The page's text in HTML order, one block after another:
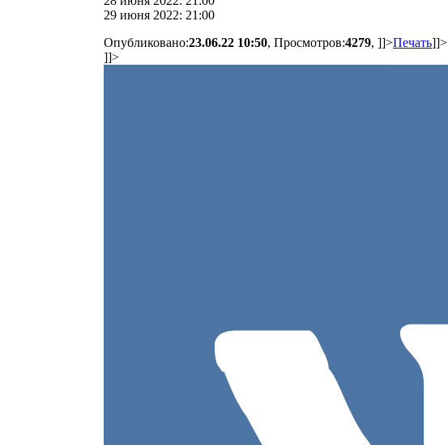
29 июня 2022: 21:00
Опубликовано:23.06.22 10:50, Просмотров:4279, ]]>Печать]]>
]]>